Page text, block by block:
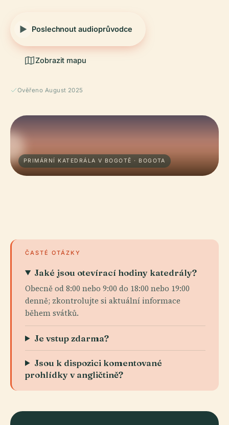
Poslechnout audioprůvodce
Zobrazit mapu
Ověřeno August 2025
PRIMÁRNÍ KATEDRÁLA V BOGOTĚ · BOGOTA
ČASTÉ OTÁZKY
Jaké jsou otevírací hodiny katedrály?
Obecně od 8:00 nebo 9:00 do 18:00 nebo 19:00
denně; zkontrolujte si aktuální informace
během svátků.
Je vstup zdarma?
Jsou k dispozici komentované
prohlídky v angličtině?